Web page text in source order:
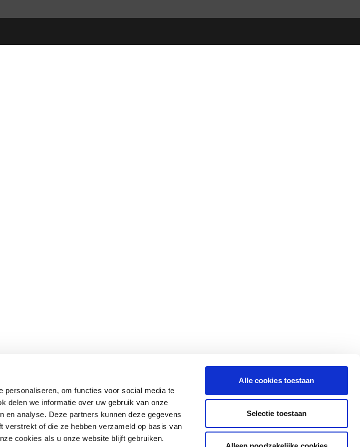
personaliseren, om functies voor social media te
delen we informatie over uw gebruik van onze
analyse. Deze partners kunnen deze gegevens
verstrekt of die ze hebben verzameld op basis van
cookies als u onze website blijft gebruiken.
Alle cookies toestaan
Selectie toestaan